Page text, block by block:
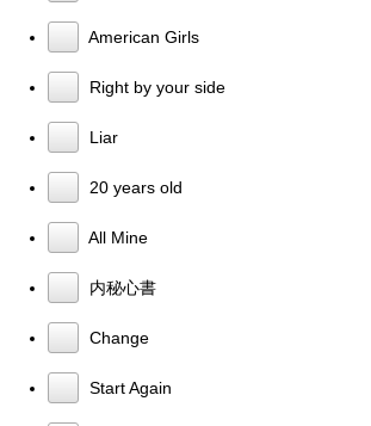
American Girls
Right by your side
Liar
20 years old
All Mine
内秘心書
Change
Start Again